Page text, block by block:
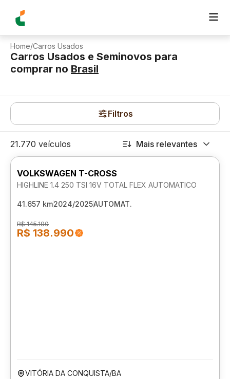
Home/Carros Usados
Carros Usados e Seminovos para
comprar no Brasil
Filtros
21.770 veículos Mais relevantes
VOLKSWAGEN T-CROSS
HIGHLINE 1.4 250 TSI 16V TOTAL FLEX AUTOMATICO
41.657 km2024/2025AUTOMAT.
R$ 145.190
R$ 138.990
VITÓRIA DA CONQUISTA/BA